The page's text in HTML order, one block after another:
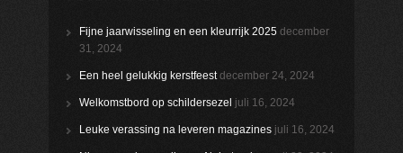
Fijne jaarwisseling en een kleurrijk 2025 december
31, 2024
Een heel gelukkig kerstfeest december 24, 2024
Welkomstbord op schildersezel juli 16, 2024
Leuke verassing na leveren magazines juli 16, 2024